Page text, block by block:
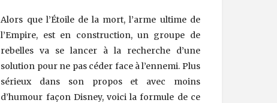
Alors que l’Étoile de la mort, l’arme ultime de
l’Empire, est en construction, un groupe de
rebelles va se lancer à la recherche d’une
solution pour ne pas céder face à l’ennemi. Plus
sérieux dans son propos et avec moins
d’humour façon Disney, voici la formule de ce